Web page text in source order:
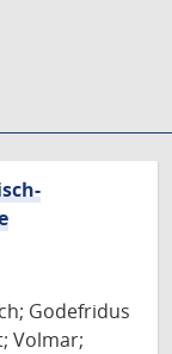
Godefridus
Volmar;